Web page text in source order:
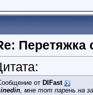
Перетяжка
от DIFast
, мне тот парень на